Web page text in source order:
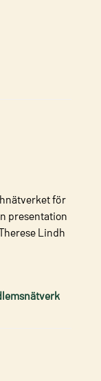
för
presentation
Lindh